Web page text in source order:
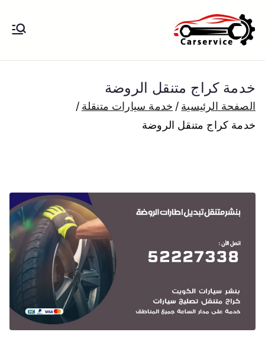
إلى
المحتوى
الكويت
بنشر متنقل الكويت كهرباء وبنشر تبديل
بارخص الاسعار
خدمة كراج متنقل الروضة
الصفحة الرئيسية
خدمة سيارات متنقلة
خدمة كراج متنقل الروضة